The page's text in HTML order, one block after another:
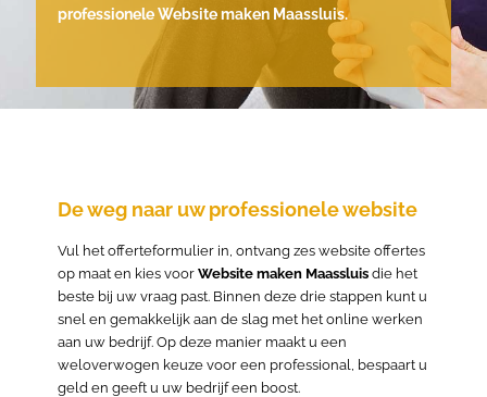
professionele Website maken Maassluis.
De weg naar uw professionele website
Vul het offerteformulier in, ontvang zes website offertes
op maat en kies voor Website maken Maassluis die het
beste bij uw vraag past. Binnen deze drie stappen kunt u
snel en gemakkelijk aan de slag met het online werken
aan uw bedrijf. Op deze manier maakt u een
weloverwogen keuze voor een professional, bespaart u
geld en geeft u uw bedrijf een boost.